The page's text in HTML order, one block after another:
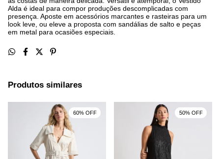
Alda é ideal para compor produções descomplicadas com
presença. Aposte em acessórios marcantes e rasteiras para um
look leve, ou eleve a proposta com sandálias de salto e peças
em metal para ocasiões especiais.
Produtos similares
60% OFF 50% OFF